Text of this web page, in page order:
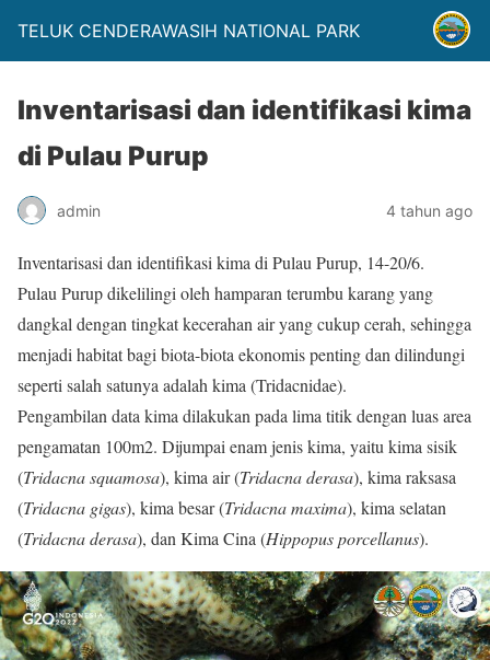
TELUK CENDERAWASIH NATIONAL PARK
Inventarisasi dan identifikasi kima
di Pulau Purup
admin 4 tahun ago
Inventarisasi dan identifikasi kima di Pulau Purup, 14-20/6.
Pulau Purup dikelilingi oleh hamparan terumbu karang yang
dangkal dengan tingkat kecerahan air yang cukup cerah, sehingga
menjadi habitat bagi biota-biota ekonomis penting dan dilindungi
seperti salah satunya adalah kima (Tridacnidae).
Pengambilan data kima dilakukan pada lima titik dengan luas area
pengamatan 100m2. Dijumpai enam jenis kima, yaitu kima sisik
(Tridacna squamosa), kima air (Tridacna derasa), kima raksasa
(Tridacna gigas), kima besar (Tridacna maxima), kima selatan
(Tridacna derasa), dan Kima Cina (Hippopus porcellanus).